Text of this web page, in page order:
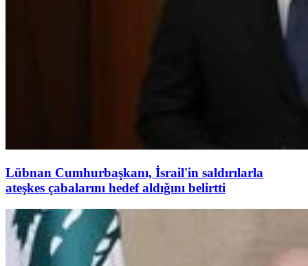
Lübnan Cumhurbaşkanı, İsrail'in saldırılarla
ateşkes çabalarını hedef aldığını belirtti